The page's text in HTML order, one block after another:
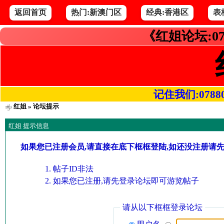
返回首页 热门:新澳门区 经典:香港区 表
《红姐论坛
记住我们
红姐» 论坛提示
红姐 提示信息
如果您已注册会员,请直接在底下框框登陆,如还没注册请
帖子ID非法
如果您已注册,请先登录论坛即可游览帖子
请从以下框框登录论坛